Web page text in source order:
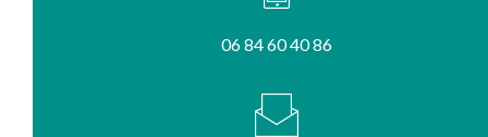
06 84 60 40 86